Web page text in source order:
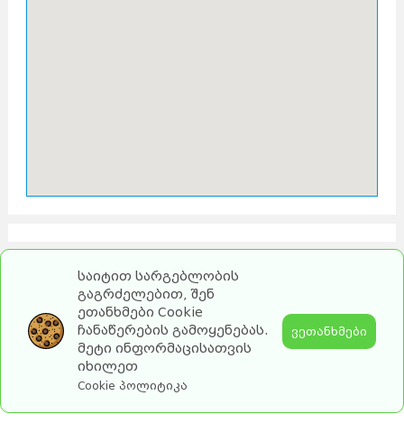
2026 turebi.ge. All Rights Reserved.
საიტით სარგებლობის
გაგრძელებით, შენ
ეთანხმები Cookie
ჩანაწერების გამოყენებას.
მეტი ინფორმაცისათვის
იხილეთ
Cookie პოლიტიკა
ვეთანხმები